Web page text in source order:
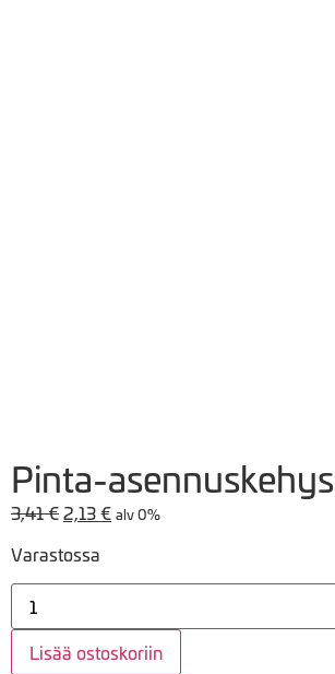
Pinta-asennuskehys
3,41€Alkuperäinen
oli:
3,41 €.
2,13€Nykyinen
2,13 €.
alv 0%
Varastossa
Pinta-
asennuskehys
määrä
Lisää ostoskoriin